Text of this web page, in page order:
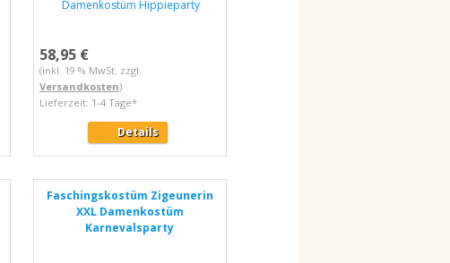
58,95 €
(inkl. 19 % MwSt. zzgl.
Versandkosten)
Lieferzeit: 1-4 Tage*
Details
Faschingskostüm Zigeunerin
XXL Damenkostüm
Karnevalsparty